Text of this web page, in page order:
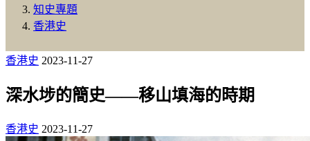
知史專題
香港史
香港史 2023-11-27
深水埗的簡史——移山填海的時期
香港史 2023-11-27